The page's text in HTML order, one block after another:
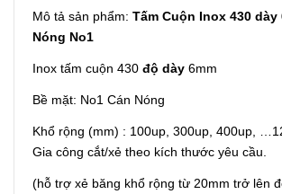
Mô tả sản phẩm: Tấm Cuộn Inox 430 dày
Nóng No1
Inox tấm cuộn 430 độ dày 6mm
Bề mặt: No1 Cán Nóng
Khổ rộng (mm) : 100up, 300up, 400up,
Gia công cắt/xẻ theo kích thước yêu cầu.
(hỗ trợ xẻ băng khổ rộng từ 20mm trở lên